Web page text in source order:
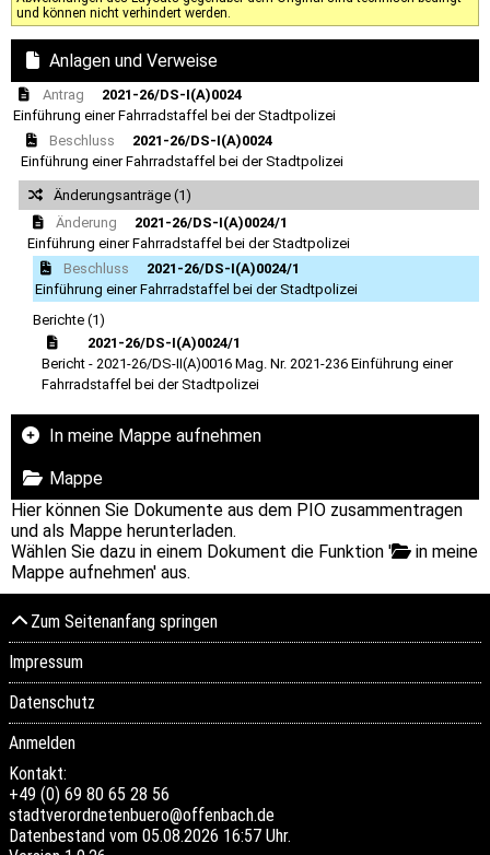
und können nicht verhindert werden.
Anlagen und Verweise
Antrag
2021-26/DS-I(A)0024
Einführung einer Fahrradstaffel bei der Stadtpolizei
Beschluss
2021-26/DS-I(A)0024
Einführung einer Fahrradstaffel bei der Stadtpolizei
Änderungsanträge (1)
Änderung
2021-26/DS-I(A)0024/1
Einführung einer Fahrradstaffel bei der Stadtpolizei
Beschluss
2021-26/DS-I(A)0024/1
Einführung einer Fahrradstaffel bei der Stadtpolizei
Berichte (1)
2021-26/DS-I(A)0024/1
Bericht - 2021-26/DS-II(A)0016 Mag. Nr. 2021-236 Einführung einer
Fahrradstaffel bei der Stadtpolizei
In meine Mappe aufnehmen
Mappe
Hier können Sie Dokumente aus dem PIO zusammentragen
und als Mappe herunterladen.
Wählen Sie dazu in einem Dokument die Funktion '
in meine
Mappe aufnehmen' aus.
Zum Seitenanfang springen
Impressum
Datenschutz
Anmelden
Kontakt:
+49 (0) 69 80 65 28 56
stadtverordnetenbuero@offenbach.de
Datenbestand vom 05.08.2026 16:57 Uhr.